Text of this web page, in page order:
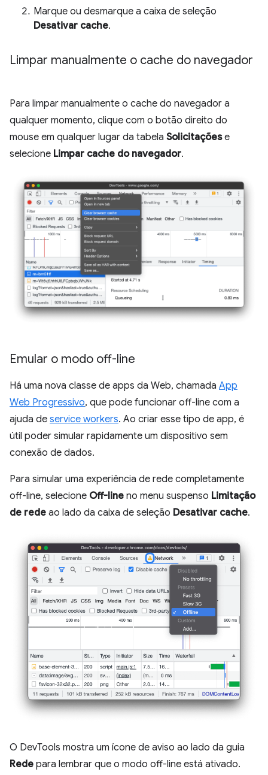
Marque ou desmarque a caixa de seleção
Desativar cache.
Limpar manualmente o cache do navegador
Para limpar manualmente o cache do navegador a
qualquer momento, clique com o botão direito do
mouse em qualquer lugar da tabela Solicitaçõese
selecione Limpar cache do navegador.
Emular o modo off-line
Há uma nova classe de apps da Web, chamada App
Web Progressivo, que pode funcionar off-line com a
ajuda de service workers. Ao criar esse tipo de app, é
útil poder simular rapidamente um dispositivo sem
conexão de dados.
Para simular uma experiência de rede completamente
off-line, selecione Off-line no menu suspenso Limitação
de rede ao lado da caixa de seleção Desativar cache.
O DevTools mostra um ícone de aviso ao lado da guia
Rede para lembrar que o modo off-line está ativado.